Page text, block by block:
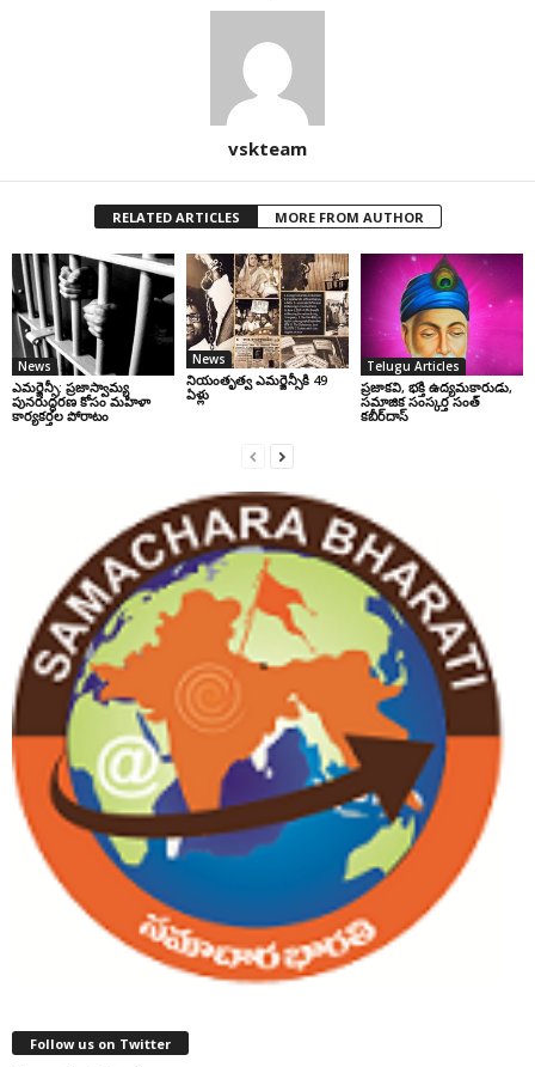
vskteam
RELATED ARTICLES MORE FROM AUTHOR
News
ఎమర్జెన్సీ: ప్రజాస్వామ్య
పునరుద్ధరణ కోసం మహిళా
కార్యకర్తల పోరాటం
News
నియంతృత్వ ఎమర్జెన్సీకి 49
ఏళ్లు
Telugu Articles
ప్రజాకవి, భక్తి ఉద్యమకారుడు,
సమాజిక సంస్కర్త సంత్‌
కబీర్‌దాస్‌
Follow us on Twitter